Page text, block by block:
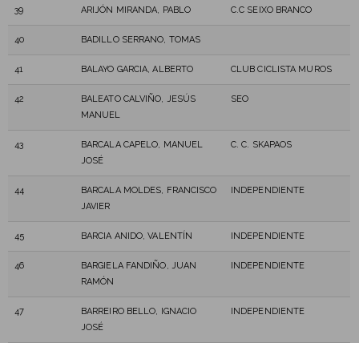
39 ARIJÓN MIRANDA, PABLO C.C SEIXO BRANCO
40 BADILLO SERRANO, TOMAS
41 BALAYO GARCIA, ALBERTO CLUB CICLISTA MUROS
42
BALEATO CALVIÑO, JESÚS
MANUEL
SEO
43
BARCALA CAPELO, MANUEL
JOSÉ
C. C. SKAPAOS
44
BARCALA MOLDES, FRANCISCO
JAVIER
INDEPENDIENTE
45 BARCIA ANIDO, VALENTÍN INDEPENDIENTE
46
BARGIELA FANDIÑO, JUAN
RAMÓN
INDEPENDIENTE
47
BARREIRO BELLO, IGNACIO
JOSÉ
INDEPENDIENTE